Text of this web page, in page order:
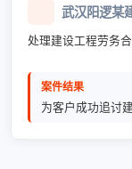
武汉阳逻某
处理建设工程劳务合
案件结果
为客户成功追讨